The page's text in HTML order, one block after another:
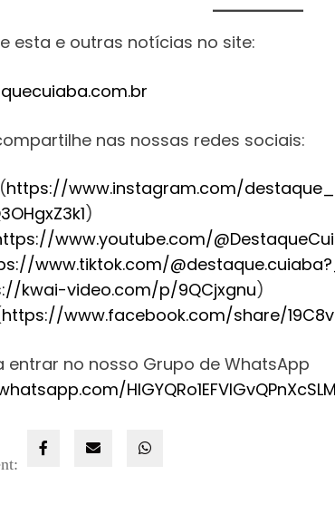
esta e outras notícias no site:
nas nossas redes sociais:
https://www.instagram.com/
)
www.youtube.com/
www.tiktok.com/
kwai-video.com/p/9QCjxgnu)
https://www.facebook.com/share/
entrar no nosso Grupo de WhatsApp
HlGYQRo1EFVIGvQPnXcSLM